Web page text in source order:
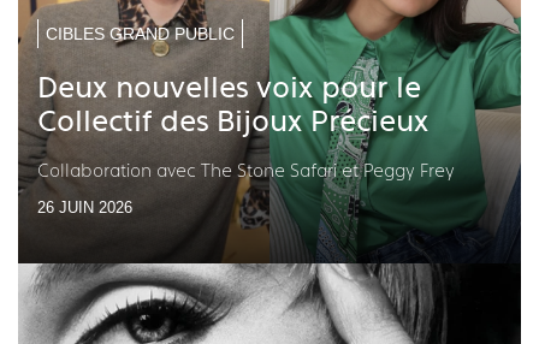
CIBLES GRAND PUBLIC
Deux nouvelles voix pour le
Collectif des Bijoux Précieux
Collaboration avec The Stone Safari et Peggy Frey
26 JUIN 2026